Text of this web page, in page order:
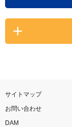
サイトマップ
お問い合わせ
DAM